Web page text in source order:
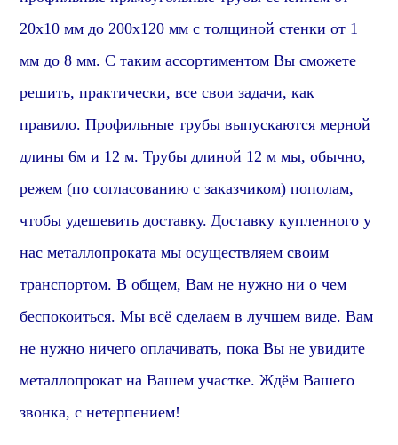
20х10 мм до 200х120 мм с толщиной стенки от 1
мм до 8 мм. С таким ассортиментом Вы сможете
решить, практически, все свои задачи, как
правило. Профильные трубы выпускаются мерной
длины 6м и 12 м. Трубы длиной 12 м мы, обычно,
режем (по согласованию с заказчиком) пополам,
чтобы удешевить доставку. Доставку купленного у
нас металлопроката мы осуществляем своим
транспортом. В общем, Вам не нужно ни о чем
беспокоиться. Мы всё сделаем в лучшем виде. Вам
не нужно ничего оплачивать, пока Вы не увидите
металлопрокат на Вашем участке. Ждём Вашего
звонка, с нетерпением!